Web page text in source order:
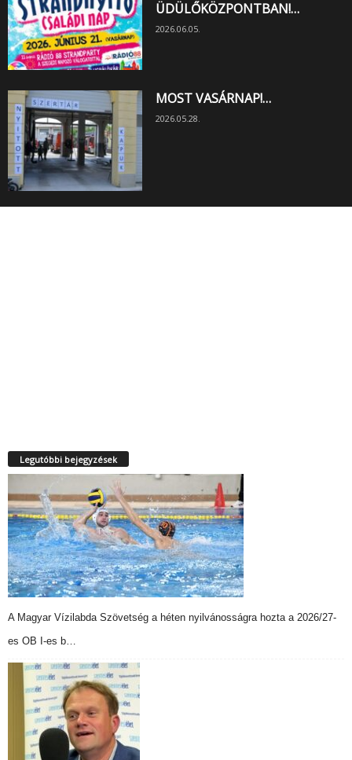
ÜDÜLŐKÖZPONTBAN!…
2026.06.05.
MOST VASÁRNAP!…
2026.05.28.
Legutóbbi bejegyzések
A Magyar Vízilabda Szövetség a héten nyilvánosságra hozta a 2026/27-
es OB I-es b…